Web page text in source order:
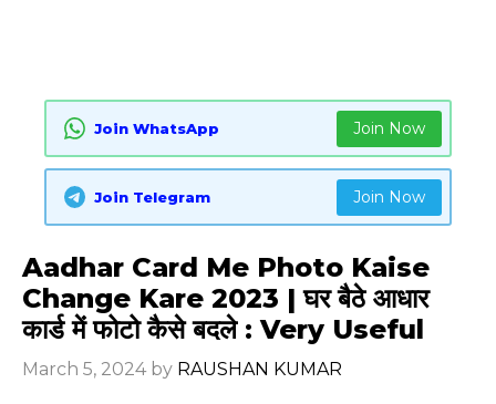
Join WhatsApp Join Now
Join Telegram Join Now
Aadhar Card Me Photo Kaise
Change Kare 2023 | घर बैठे आधार
कार्ड में फोटो कैसे बदले : Very Useful
March 5, 2024 by RAUSHAN KUMAR